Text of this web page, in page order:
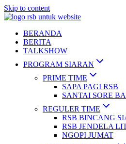
Skip to content
BERANDA
BERITA
TALKSHOW
PROGRAM SIARAN
PRIME TIME
SAPA PAGI RSB
SANTAI SORE
REGULER TIME
RSB BINCANG
RSB JENDELA
NGOPI JUMAT